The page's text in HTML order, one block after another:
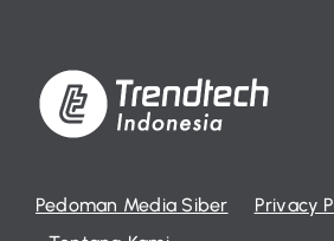
Pedoman Media Siber Privacy